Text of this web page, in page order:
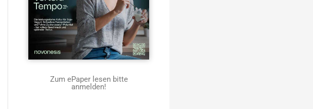
Zum ePaper lesen bitte
anmelden!